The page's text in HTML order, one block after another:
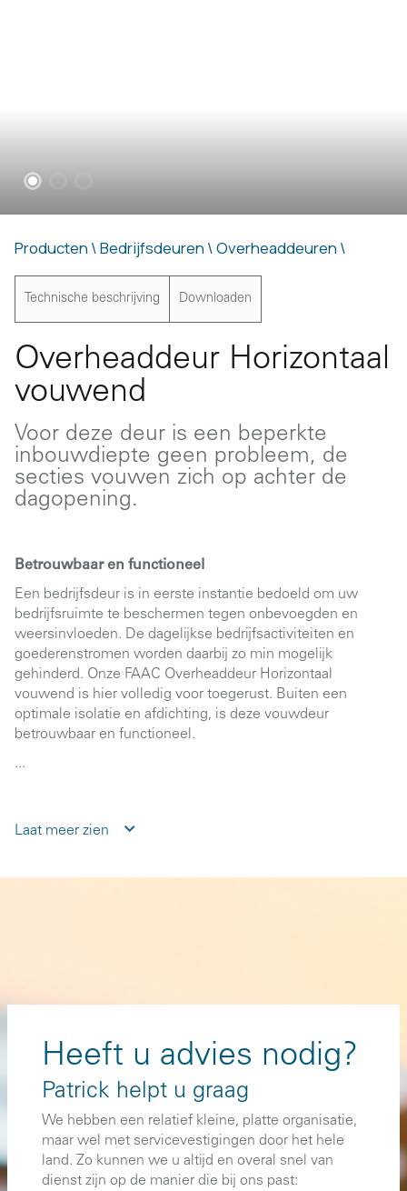
Producten \Bedrijfsdeuren \Overheaddeuren \
Technische beschrijving Downloaden
Overheaddeur Horizontaal
vouwend
Voor deze deur is een beperkte
inbouwdiepte geen probleem, de
secties vouwen zich op achter de
dagopening.
Betrouwbaar en functioneel
Een bedrijfsdeur is in eerste instantie bedoeld om uw
bedrijfsruimte te beschermen tegen onbevoegden en
weersinvloeden. De dagelijkse bedrijfsactiviteiten en
goederenstromen worden daarbij zo min mogelijk
gehinderd. Onze FAAC Overheaddeur Horizontaal
vouwend is hier volledig voor toegerust. Buiten een
optimale isolatie en afdichting, is deze vouwdeur
betrouwbaar en functioneel.
...
Laat meer zien
Heeft u advies nodig?
Patrick helpt u graag
We hebben een relatief kleine, platte organisatie,
maar wel met servicevestigingen door het hele
land. Zo kunnen we u altijd en overal snel van
dienst zijn op de manier die bij ons past: